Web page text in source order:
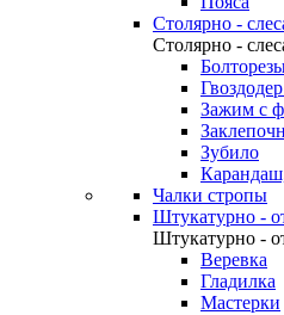
Столярно -
Столярно -
Зажим с
Зубило
Чалки стропы
Штукатурно -
Штукатурно -
Веревка
Гладилка
Мастерки